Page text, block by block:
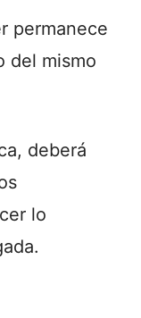
permanece
del mismo
deberá
lo